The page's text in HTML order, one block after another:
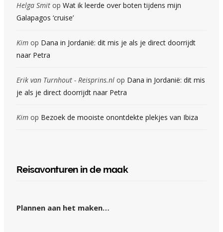
Helga Smit op Wat ik leerde over boten tijdens mijn
Galapagos ‘cruise’
Kim op Dana in Jordanië: dit mis je als je direct doorrijdt
naar Petra
Erik van Turnhout - Reisprins.nl op Dana in Jordanië: dit mis
je als je direct doorrijdt naar Petra
Kim op Bezoek de mooiste onontdekte plekjes van Ibiza
Reisavonturen in de maak
Plannen aan het maken…